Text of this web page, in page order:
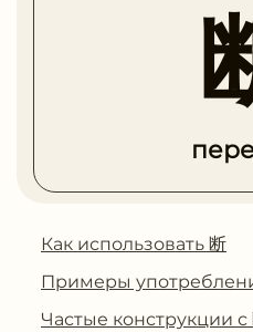
Как использовать 断
Примеры
Частые конструкции с